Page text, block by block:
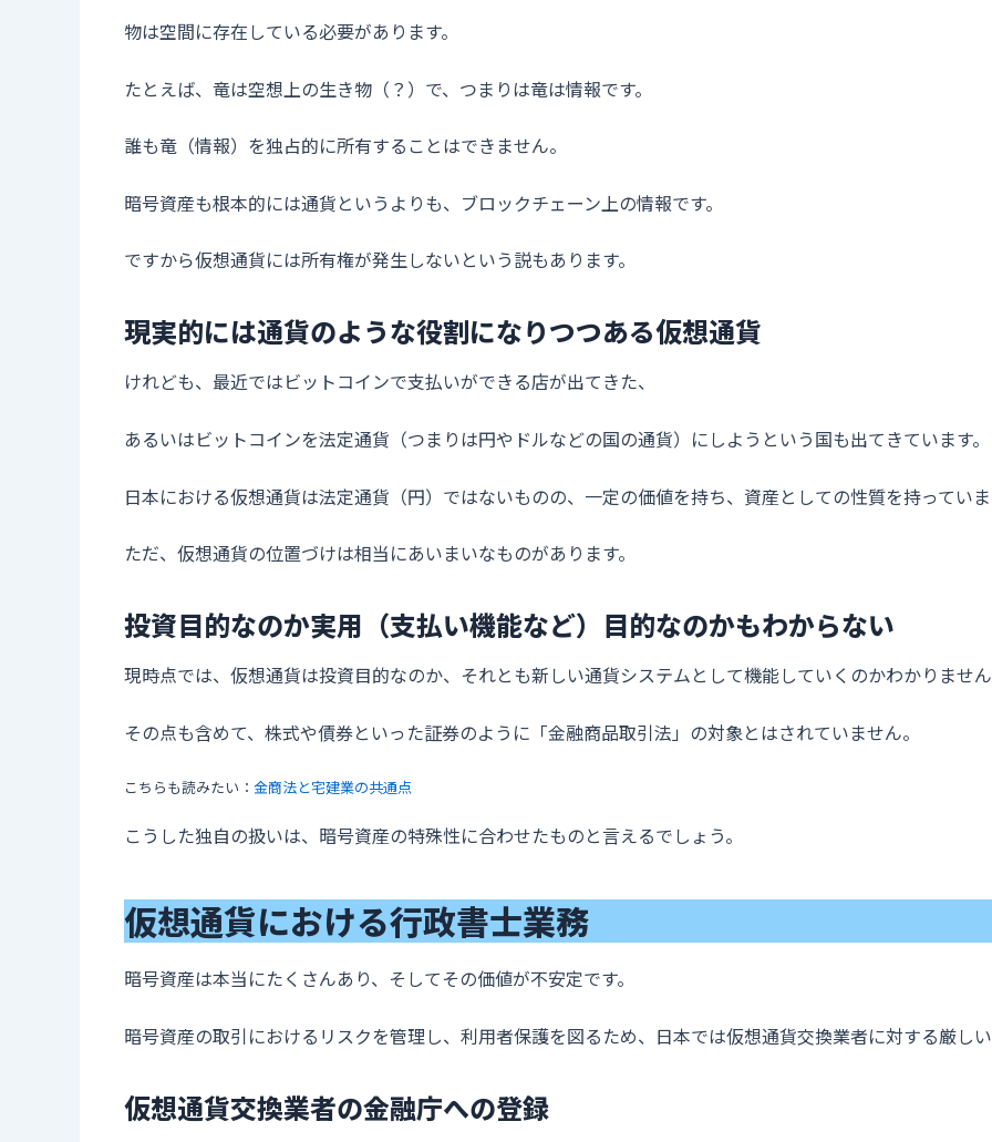
物は空間に存在している必要があります。
たとえば、竜は空想上の生き物（？）で、つまりは竜は情報です。
誰も竜（情報）を独占的に所有することはできません。
暗号資産も根本的には通貨というよりも、ブロックチェーン上の情報です。
ですから仮想通貨には所有権が発生しないという説もあります。
現実的には通貨のような役割になりつつある仮想通貨
けれども、最近ではビットコインで支払いができる店が出てきた、
あるいはビットコインを法定通貨（つまりは円やドルなどの国の通貨）にしようという国も出てきています。
日本における仮想通貨は法定通貨（円）ではないものの、一定の価値を持ち、資産としての性質を持ってい
ただ、仮想通貨の位置づけは相当にあいまいなものがあります。
投資目的なのか実用（支払い機能など）目的なのかもわからない
現時点では、仮想通貨は投資目的なのか、それとも新しい通貨システムとして機能していくのかわかりませ
その点も含めて、株式や債券といった証券のように「金融商品取引法」の対象とはされていません。
こちらも読みたい： 金商法と宅建業の共通点
こうした独自の扱いは、暗号資産の特殊性に合わせたものと言えるでしょう。
仮想通貨における行政書士業務
暗号資産は本当にたくさんあり、そしてその価値が不安定です。
暗号資産の取引におけるリスクを管理し、利用者保護を図るため、日本では仮想通貨交換業者に対する厳し
仮想通貨交換業者の金融庁への登録